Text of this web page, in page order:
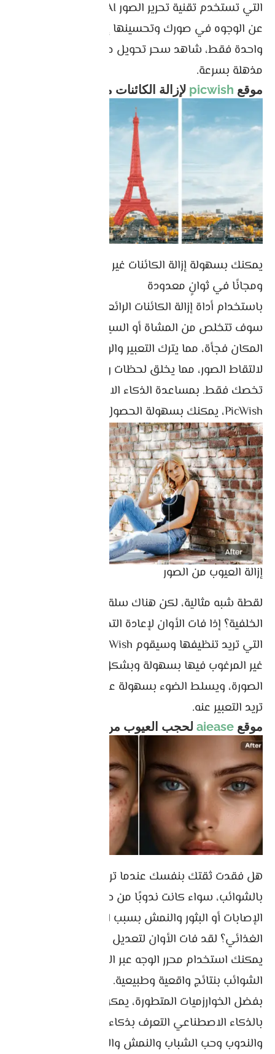
عن الوجوه في صورك وتحسينها إلى حد الكمال. بنقرة
واحدة فقط، شاهد سحر تحويل صورك وحقق نتائج
مذهلة بسرعة.
موقع picwish لإزالة الكائنات من الصور
يمكنك بسهولة إزالة الكائنات غير المرغوب فيها بدقة
ومجانًا في ثوانٍ معدودة
باستخدام أداة إزالة الكائنات الرائعة بنقرة واحدة،
سوف تتخلص من المشاة أو السياح الذين اقتحموا
المكان فجأة، مما يترك التعبير والوضعية المثالية
لالتقاط الصور، مما يخلق لحظات رائعة وذكريات جميلة
تخصك فقط. بمساعدة الذكاء الاصطناعي في
PicWish، يمكنك بسهولة الحصول على صور نظيفة.
إزالة العيوب من الصور
لقطة شبه مثالية، لكن هناك سلة مهملات في
الخلفية؟ إذا فات الأوان لإعادة التصوير، فحدد الفوضى
غير المرغوب فيها بسهولة وبشكل طبيعي، ويركز على
الصورة، ويسلط الضوء بسهولة على المحتوى الذي
تريد التعبير عنه.
موقع aiease لحجب العيوب من الصور
هل فقدت ثقتك بنفسك عندما ترى وجهك مغطى
بالشوائب، سواء كانت ندوبًا من حروق الشمس أو
الإصابات أو البثور والنمش بسبب الهرمونات والنظام
الغذائي؟ لقد فات الأوان لتعديل روتينك اليومي.
يمكنك استخدام محرر الوجه عبر الإنترنت لإزالة جميع
الشوائب بنتائج واقعية وطبيعية.
بفضل الخوارزميات المتطورة، يمكن لمزيل الشوائب
بالذكاء الاصطناعي التعرف بذكاء على حروق الشمس
والندوب وحب الشباب والنمش والبقع الداكنة وما إلى